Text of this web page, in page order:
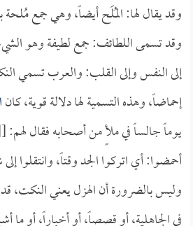
وقد يقال لها: المُلَح أيضاً، وهي جمع
وقد تسمى اللطائف: جمع لطيفة وهو
إلى النفس وإلى القلب: والعرب تسمي
إحماضاً، وهذه التسمية لها دلالة قوية، كان
يوماً جالساً في ملأٍ من أصحابه فقال
أحمضوا: أي اتركوا الجد وقتاً، وانتقلوا
وليس بالضرورة أن الهزل يعني النكت،